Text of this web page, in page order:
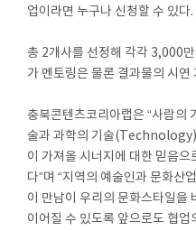
업이라면 누구나 신청할 수 있다.
총 2개사를 선정해 각각 3,000
가 멘토링은 물론 결과물의 시연
충북콘텐츠코리아랩은 “사람의
술과 과학의 기술(Technology)
이 가져올 시너지에 대한 믿음
다”며 “지역의 예술인과 문화산
이 만남이 우리의 문화스타일을
이어질 수 있도록 앞으로도 협업